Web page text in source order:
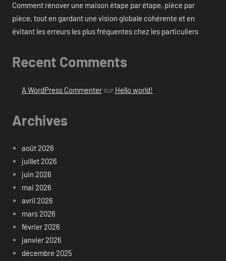
Comment rénover une maison étape par étape, pièce par
pièce, tout en gardant une vision globale cohérente et en
évitant les erreurs les plus fréquentes chez les particuliers
Recent Comments
A WordPress Commentersur Hello world!
Archives
août 2026
juillet 2026
juin 2026
mai 2026
avril 2026
mars 2026
février 2026
janvier 2026
décembre 2025